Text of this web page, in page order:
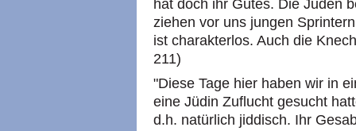
hat doch ihr Gutes. Die Juden
ziehen vor uns jungen
ist charakterlos. Auch die
211)
"Diese Tage hier haben wir in
eine Jüdin Zuflucht gesucht
d.h. natürlich jiddisch. Ihr